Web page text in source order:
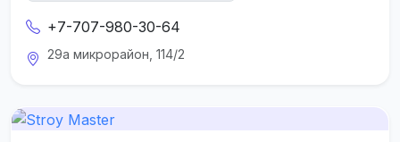
+7-707-980-30-64
29а микрорайон, 114/2